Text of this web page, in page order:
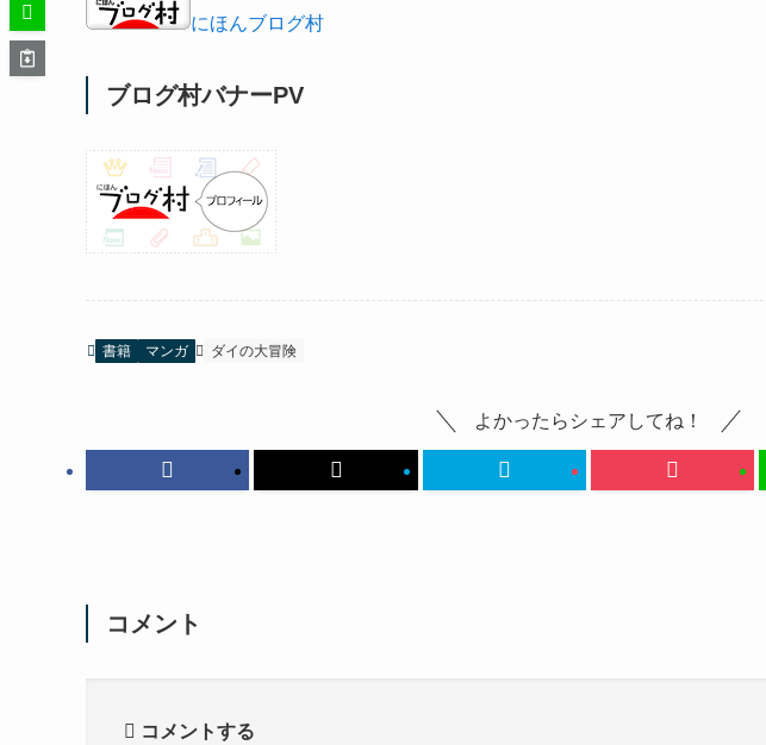
にほんブログ村
ブログ村バナーPV
書籍 マンガ ダイの大冒険
よかったらシェアしてね！
コメント
コメントする